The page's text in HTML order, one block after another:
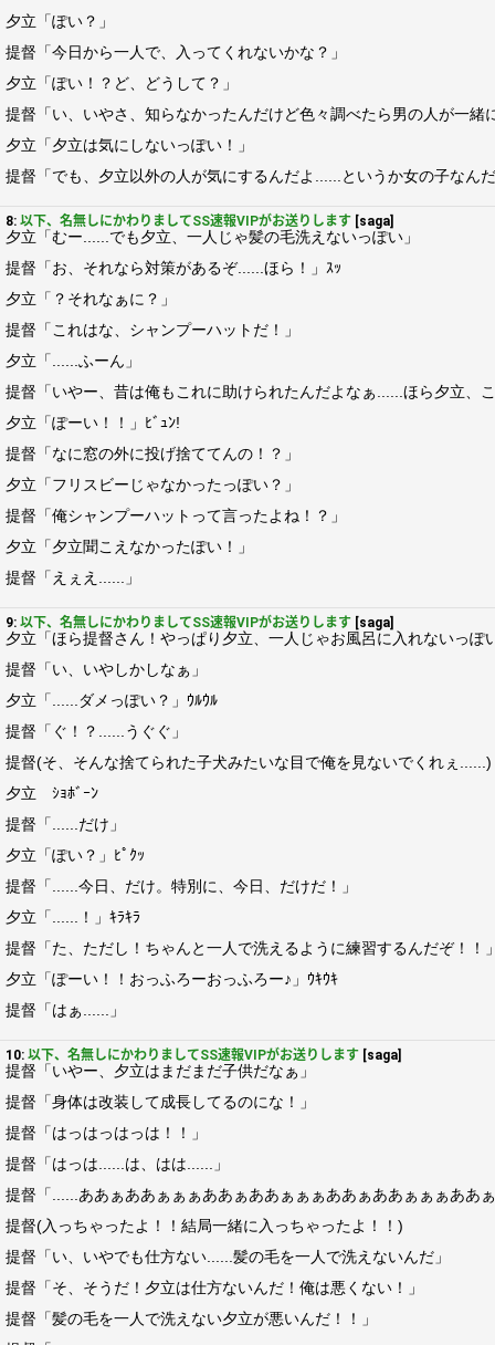
夕立「ぽい？」
提督「今日から一人で、入ってくれないかな？」
夕立「ぽい！？ど、どうして？」
提督「い、いやさ、知らなかったんだけど色々調べたら男の人が一緒
夕立「夕立は気にしないっぽい！」
提督「でも、夕立以外の人が気にするんだよ......というか女の子なんだ
8: 以下、名無しにかわりましてSS速報VIPがお送りします [saga]
夕立「むー......でも夕立、一人じゃ髪の毛洗えないっぽい」
提督「お、それなら対策があるぞ......ほら！」ｽｯ
夕立「？それなぁに？」
提督「これはな、シャンプーハットだ！」
夕立「......ふーん」
提督「いやー、昔は俺もこれに助けられたんだよなぁ......ほら夕立、
夕立「ぽーい！！」ﾋﾞｭﾝ!
提督「なに窓の外に投げ捨ててんの！？」
夕立「フリスビーじゃなかったっぽい？」
提督「俺シャンプーハットって言ったよね！？」
夕立「夕立聞こえなかったぽい！」
提督「えぇえ......」
9: 以下、名無しにかわりましてSS速報VIPがお送りします [saga]
夕立「ほら提督さん！やっぱり夕立、一人じゃお風呂に入れないっぽ
提督「い、いやしかしなぁ」
夕立「......ダメっぽい？」ｳﾙｳﾙ
提督「ぐ！？......うぐぐ」
提督(そ、そんな捨てられた子犬みたいな目で俺を見ないでくれぇ......)
夕立 ｼｮﾎﾞｰﾝ
提督「......だけ」
夕立「ぽい？」ﾋﾟｸｯ
提督「......今日、だけ。特別に、今日、だけだ！」
夕立「......！」ｷﾗｷﾗ
提督「た、ただし！ちゃんと一人で洗えるように練習するんだぞ！！」
夕立「ぽーい！！おっふろーおっふろー♪」ｳｷｳｷ
提督「はぁ......」
10: 以下、名無しにかわりましてSS速報VIPがお送りします [saga]
提督「いやー、夕立はまだまだ子供だなぁ」
提督「身体は改装して成長してるのにな！」
提督「はっはっはっは！！」
提督「はっは......は、はは......」
提督「......ああぁああぁぁぁああぁああぁぁぁああぁああぁぁぁああぁ
提督(入っちゃったよ！！結局一緒に入っちゃったよ！！)
提督「い、いやでも仕方ない......髪の毛を一人で洗えないんだ」
提督「そ、そうだ！夕立は仕方ないんだ！俺は悪くない！」
提督「髪の毛を一人で洗えない夕立が悪いんだ！！」